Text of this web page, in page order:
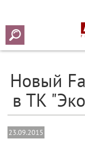
Array ( [0] => 2015 [1] =>
Новый
в ТК
23.09.2015